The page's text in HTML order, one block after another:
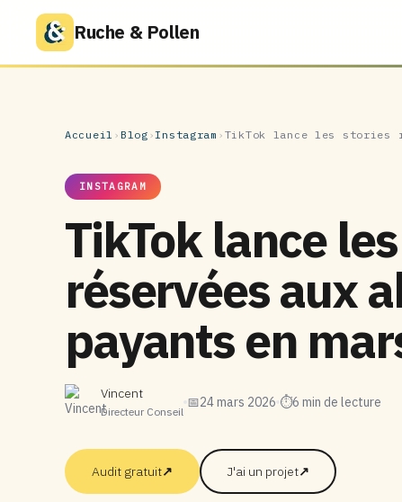
Ruche & Pollen
Accueil › Blog ›Instagram › TikTok lance les stories
INSTAGRAM
TikTok lance
réservées aux
payants en
Vincent
Directeur Conseil
📅24 mars 2026 ⏱6 min de lecture
Audit gratuit↗ J'ai un projet↗